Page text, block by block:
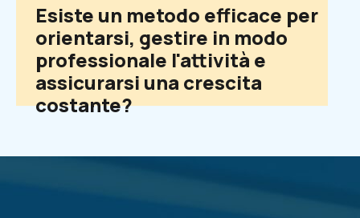
Esiste un metodo efficace per
orientarsi, gestire in modo
professionale l'attività e
assicurarsi una crescita
costante?